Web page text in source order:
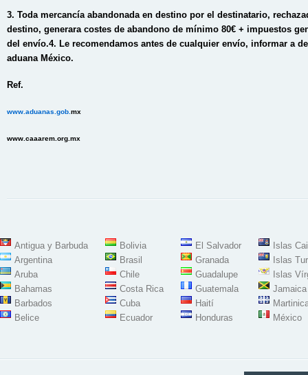
3. Toda mercancía abandonada en destino por el destinatario,
destino, generara costes de abandono de mínimo 80€ + impuestos
del envío.4. Le recomendamos antes de cualquier envío, informar a
aduana México.
Ref.
www.aduanas.gob. mx
www.caaarem.org.mx
Antigua y Barbuda
Argentina
Aruba
Bahamas
Barbados
Belice
Bolivia
Brasil
Chile
Costa Rica
Cuba
Ecuador
El Salvador
Granada
Guadalupe
Guatemala
Haití
Honduras
Islas
Islas
Islas
Jamaica
México